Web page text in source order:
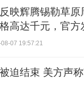
映辉腾锡勒草
高达千元，官方
07 19:57:21
迫结束 美方声